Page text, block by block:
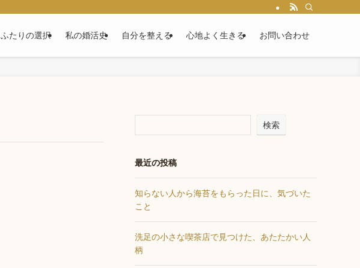
ふたりの選択 私の婚活史 自分を整える 心地よく生きる お問い合わせ
検索
最近の投稿
知らない人から海苔をもらった日に、気づいた
こと
洗足の小さな喫茶店で見つけた、あたたかい人
柄